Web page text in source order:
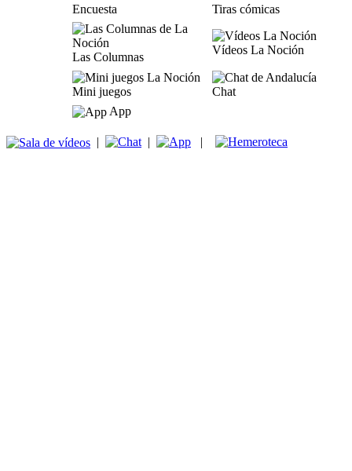
Encuesta Tiras cómicas
Las Columnas
Vídeos La Noción
Mini juegos
Chat
App
| | |